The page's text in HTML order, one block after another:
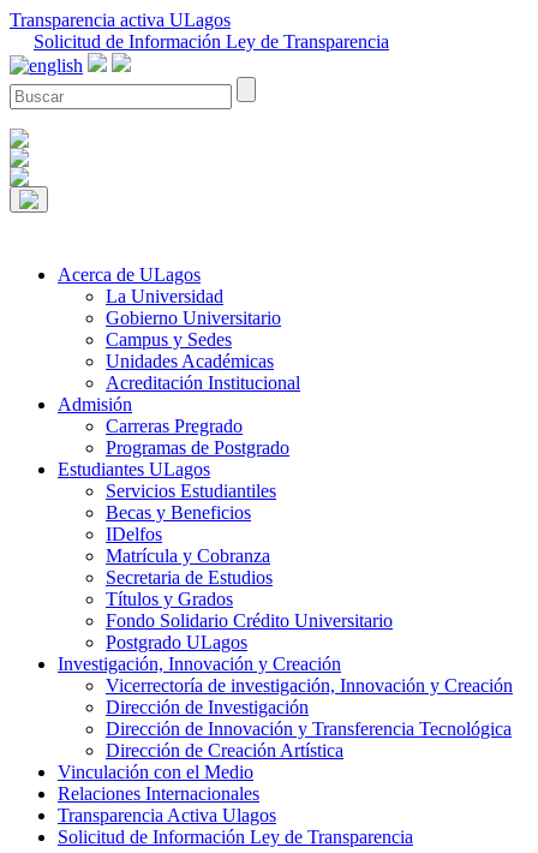
Transparencia activa ULagos
Solicitud de Información Ley de Transparencia
Acerca de ULagos
La Universidad
Gobierno Universitario
Campus y Sedes
Unidades Académicas
Acreditación Institucional
Admisión
Carreras Pregrado
Programas de Postgrado
Estudiantes ULagos
Servicios Estudiantiles
Becas y Beneficios
IDelfos
Matrícula y Cobranza
Secretaria de Estudios
Títulos y Grados
Fondo Solidario Crédito Universitario
Postgrado ULagos
Investigación, Innovación y Creación
Vicerrectoría de investigación, Innovación y Creación
Dirección de Investigación
Dirección de Innovación y Transferencia Tecnológica
Dirección de Creación Artística
Vinculación con el Medio
Relaciones Internacionales
Transparencia Activa Ulagos
Solicitud de Información Ley de Transparencia